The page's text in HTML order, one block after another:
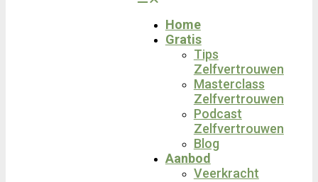
Home
Gratis
Tips
Zelfvertrouwen
Masterclass
Zelfvertrouwen
Podcast
Zelfvertrouwen
Blog
Aanbod
Veerkracht